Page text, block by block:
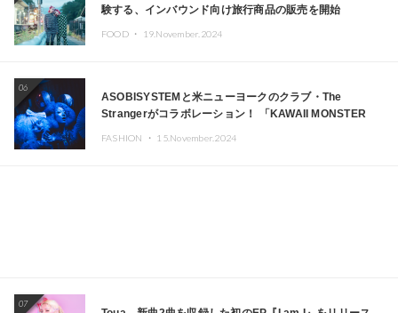
験する、インバウンド向け旅行商品の販売を開始
FOOD ・ 19.November.2024
06
ASOBISYSTEMと米ニューヨークのクラブ・The
Strangerがコラボレーション！ 「KAWAII MONSTER
FASHION ・ 15.November.2024
07